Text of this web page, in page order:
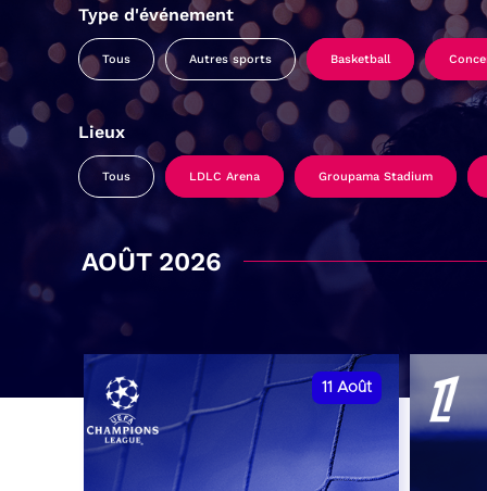
Type d'événement
Tous Autres sports Basketball
Lieux
Tous LDLC Arena Groupama Stadium
AOÛT 2026
11 Août